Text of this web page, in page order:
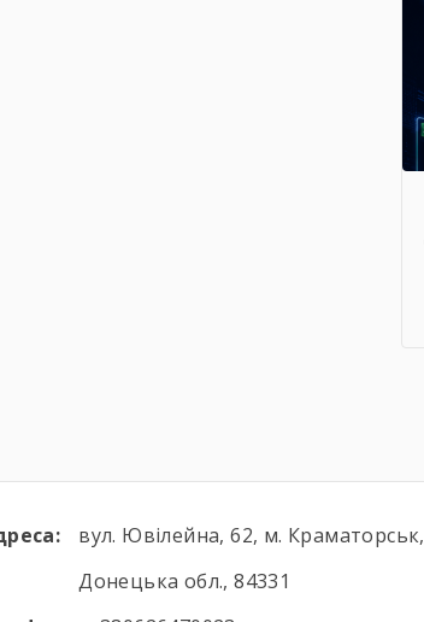
вул. Ювілейна, 62, м. Краматорськ,
Донецька обл., 84331